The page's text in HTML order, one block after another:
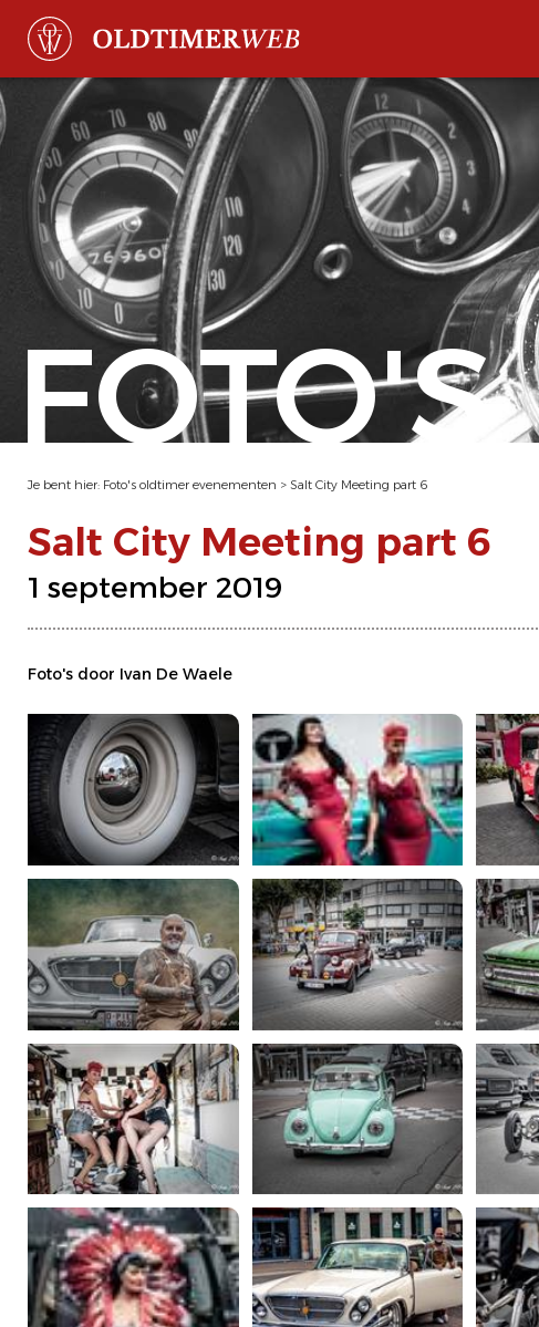
FOTO'S
Je bent hier: Foto's oldtimer evenementen > Salt City Meeting part 6
Salt City Meeting part 6
1 september 2019
Foto's door Ivan De Waele